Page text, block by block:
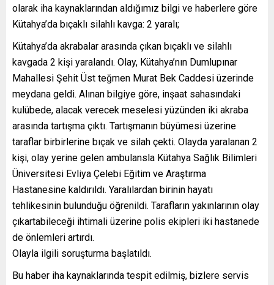
olarak iha kaynaklarından aldığımız bilgi ve haberlere göre
Kütahya’da bıçaklı silahlı kavga: 2 yaralı;
Kütahya’da akrabalar arasında çıkan bıçaklı ve silahlı
kavgada 2 kişi yaralandı. Olay, Kütahya’nın Dumlupınar
Mahallesi Şehit Üst teğmen Murat Bek Caddesi üzerinde
meydana geldi. Alınan bilgiye göre, inşaat sahasındaki
kulübede, alacak verecek meselesi yüzünden iki akraba
arasında tartışma çıktı. Tartışmanın büyümesi üzerine
taraflar birbirlerine bıçak ve silah çekti. Olayda yaralanan 2
kişi, olay yerine gelen ambulansla Kütahya Sağlık Bilimleri
Üniversitesi Evliya Çelebi Eğitim ve Araştırma
Hastanesine kaldırıldı. Yaralılardan birinin hayatı
tehlikesinin bulunduğu öğrenildi. Tarafların yakınlarının olay
çıkartabileceği ihtimali üzerine polis ekipleri iki hastanede
de önlemleri artırdı.
Olayla ilgili soruşturma başlatıldı.
Bu haber iha kaynaklarında tespit edilmiş, bizlere servis